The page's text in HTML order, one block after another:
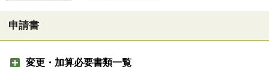
申請書
変更・加算必要書類一覧